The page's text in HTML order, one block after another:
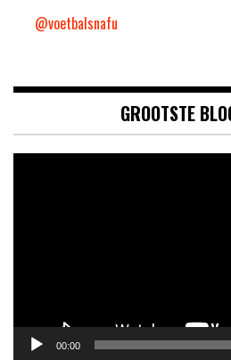
@voetbalsnafu
GROOTSTE
00:00